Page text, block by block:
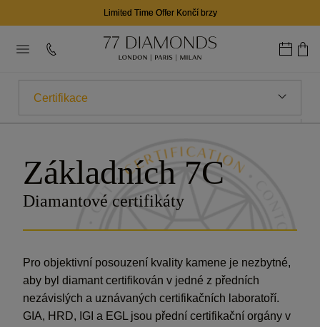
Limited Time Offer Končí brzy
Carat
Barva
Střih
Certifikace
Obrys
Základních 7C
Diamantové certifikáty
Pro objektivní posouzení kvality kamene je nezbytné,
aby byl diamant certifikován v jedné z předních
nezávislých a uznávaných certifikačních laboratoří.
GIA, HRD, IGI a EGL jsou přední certifikační orgány v